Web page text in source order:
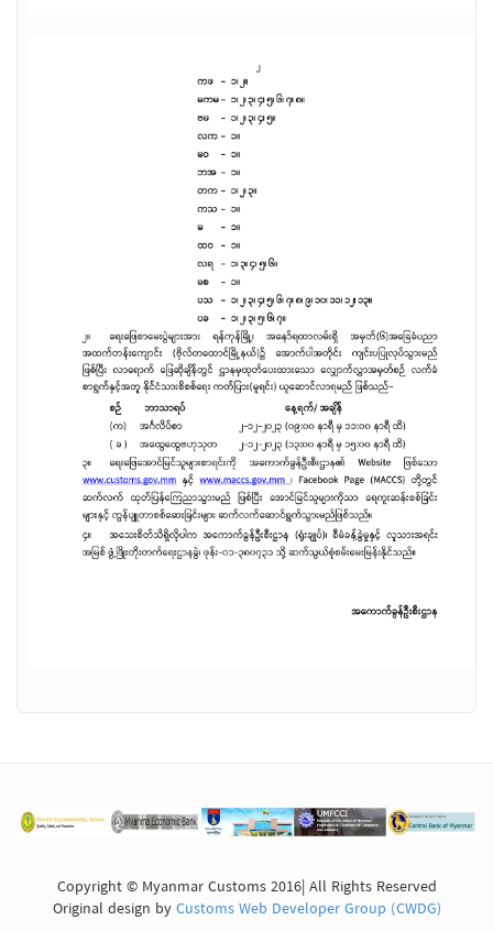
Copyright © Myanmar Customs 2016| All Rights Reserved
Original design byCustoms Web Developer Group (CWDG)